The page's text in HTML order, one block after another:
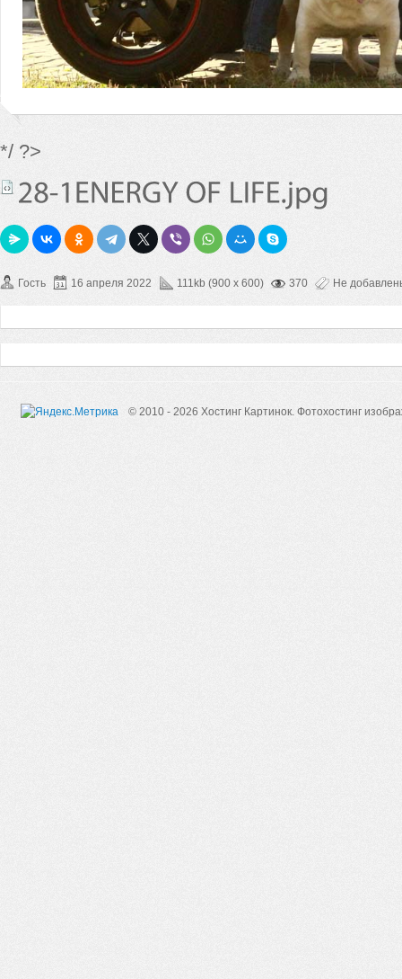
*/ ?>
Гость 16 апреля 2022 111kb (900 x 600) 370 Не
© 2010 - 2026 Хостинг Картинок. Фотохостинг